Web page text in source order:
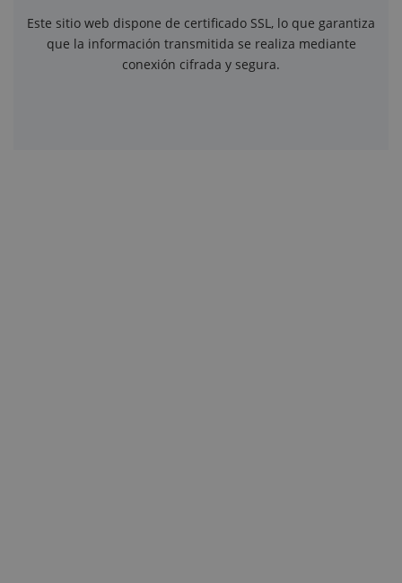
Este sitio web dispone de certificado SSL, lo que garantiza
que la información transmitida se realiza mediante
conexión cifrada y segura.